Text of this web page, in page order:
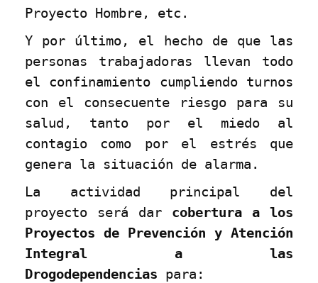
Proyecto Hombre, etc.
Y por último, el hecho de que las
personas trabajadoras llevan todo
el confinamiento cumpliendo turnos
con el consecuente riesgo para su
salud, tanto por el miedo al
contagio como por el estrés que
genera la situación de alarma.
La actividad principal del
proyecto será dar cobertura a los
Proyectos de Prevención y Atención
Integral a las
Drogodependencias para: